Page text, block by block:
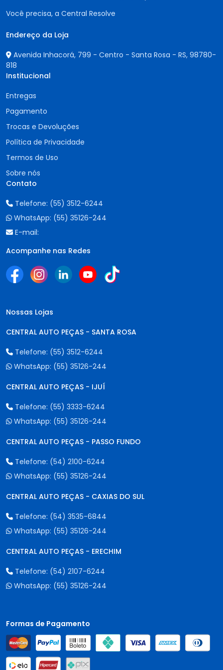
Você precisa, a Central Resolve
Endereço da Loja
Avenida Inhacorá, 799 - Centro - Santa Rosa - RS, 98780-
818
Institucional
Entregas
Pagamento
Trocas e Devoluções
Política de Privacidade
Termos de Uso
Sobre nós
Contato
Telefone: (55) 3512-6244
WhatsApp: (55) 35126-244
E-mail:
Acompanhe nas Redes
Nossas Lojas
CENTRAL AUTO PEÇAS - SANTA ROSA
Telefone: (55) 3512-6244
WhatsApp: (55) 35126-244
CENTRAL AUTO PEÇAS - IJUÍ
Telefone: (55) 3333-6244
WhatsApp: (55) 35126-244
CENTRAL AUTO PEÇAS - PASSO FUNDO
Telefone: (54) 2100-6244
WhatsApp: (55) 35126-244
CENTRAL AUTO PEÇAS - CAXIAS DO SUL
Telefone: (54) 3535-6844
WhatsApp: (55) 35126-244
CENTRAL AUTO PEÇAS - ERECHIM
Telefone: (54) 2107-6244
WhatsApp: (55) 35126-244
Formas de Pagamento